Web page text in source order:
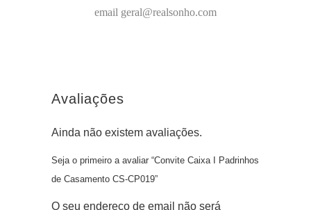
email geral@realsonho.com
Avaliações
Ainda não existem avaliações.
Seja o primeiro a avaliar “Convite Caixa I Padrinhos
de Casamento CS-CP019”
O seu endereço de email não será